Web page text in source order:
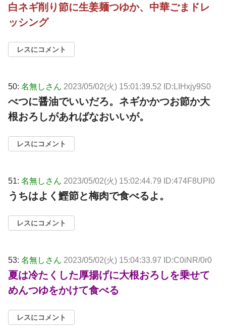
白ネギ削り節に生姜麺つゆか、中華ごまドレ
ッシング
レスにコメント
50: 名無しさん 2023/05/02(火) 15:01:39.52 ID:LIHxjy9S0
べつに醤油でいいだろ。ネギかかつお節か大
根おろしがあればなおいいが。
レスにコメント
51: 名無しさん 2023/05/02(火) 15:02:44.79 ID:474F8UPl0
うちはよく鰹節と梅肉で食べるよ。
レスにコメント
53: 名無しさん 2023/05/02(火) 15:04:33.97 ID:C0iNR/0r0
夏は冷たくした厚揚げに大根おろしを乗せて
めんつゆをかけて食べる
レスにコメント